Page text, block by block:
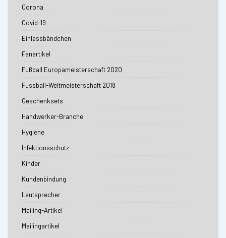
Corona
Covid-19
Einlassbändchen
Fanartikel
Fußball Europameisterschaft 2020
Fussball-Weltmeisterschaft 2018
Geschenksets
Handwerker-Branche
Hygiene
Infektionsschutz
Kinder
Kundenbindung
Lautsprecher
Mailing-Artikel
Mailingartikel